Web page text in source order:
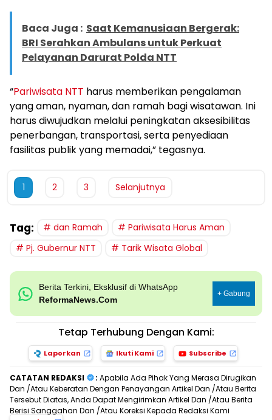
Baca Juga : Saat Kemanusiaan Bergerak:
BRI Serahkan Ambulans untuk Perkuat
Pelayanan Darurat Polda NTT
“Pariwisata NTT harus memberikan pengalaman
yang aman, nyaman, dan ramah bagi wisatawan. Ini
harus diwujudkan melalui peningkatan aksesibilitas
penerbangan, transportasi, serta penyediaan
fasilitas publik yang memadai,” tegasnya.
1 2 3 Selanjutnya
Tag: dan Ramah
Pariwisata Harus Aman
Pj. Gubernur NTT
Tarik Wisata Global
Berita Terkini, Eksklusif di WhatsApp
ReformaNews.Com
+ Gabung
Tetap Terhubung Dengan Kami:
Laporkan Ikuti Kami Subscribe
CATATAN REDAKSI : Apabila Ada Pihak Yang Merasa Dirugikan
Dan /Atau Keberatan Dengan Penayangan Artikel Dan /Atau Berita
Tersebut Diatas, Anda Dapat Mengirimkan Artikel Dan /Atau Berita
Berisi Sanggahan Dan /Atau Koreksi Kepada Redaksi Kami